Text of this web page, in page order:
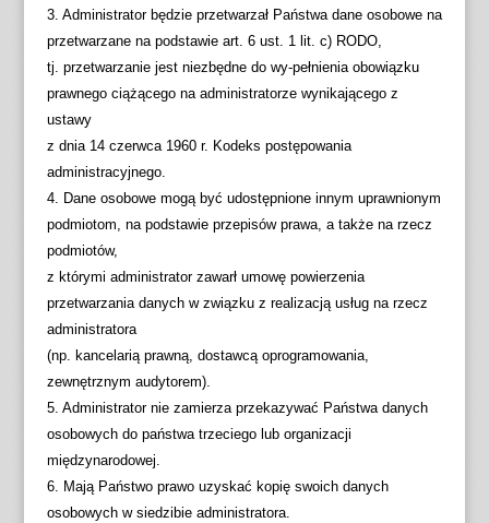
3. Administrator będzie przetwarzał Państwa dane osobowe na
przetwarzane na podstawie art. 6 ust. 1 lit. c) RODO,
tj. przetwarzanie jest niezbędne do wy-pełnienia obowiązku
prawnego ciążącego na administratorze wynikającego z
ustawy
z dnia 14 czerwca 1960 r. Kodeks postępowania
administracyjnego.
4. Dane osobowe mogą być udostępnione innym uprawnionym
podmiotom, na podstawie przepisów prawa, a także na rzecz
podmiotów,
z którymi administrator zawarł umowę powierzenia
przetwarzania danych w związku z realizacją usług na rzecz
administratora
(np. kancelarią prawną, dostawcą oprogramowania,
zewnętrznym audytorem).
5. Administrator nie zamierza przekazywać Państwa danych
osobowych do państwa trzeciego lub organizacji
międzynarodowej.
6. Mają Państwo prawo uzyskać kopię swoich danych
osobowych w siedzibie administratora.